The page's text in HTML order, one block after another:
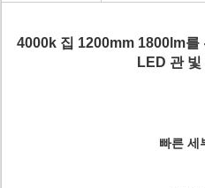
4000k 집 1200mm 1800lm를
LED 관
빠른 세